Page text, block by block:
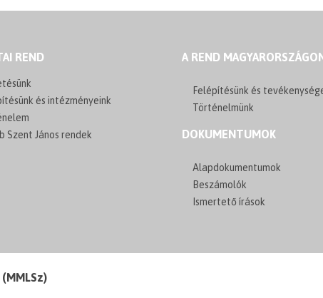
REND
és intézményeink
Szent János rendek
A REND
Felépítésünk és
Történelmünk
DOKUMENTUMOK
Alapdokumentumok
Beszámolók
Ismertető írások